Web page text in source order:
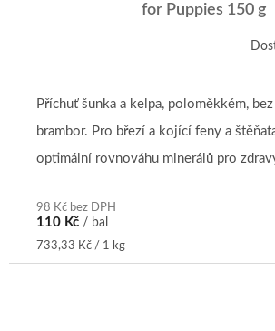
for Puppies 150 g
98 Kč bez DPH
110 Kč / bal
Měrná
cena:
733,33 Kč / 1 kg
Příchuť šunka a kelpa, poloměkkém,
brambor. Pro březí a kojící feny a
optimální rovnováhu minerálů pro